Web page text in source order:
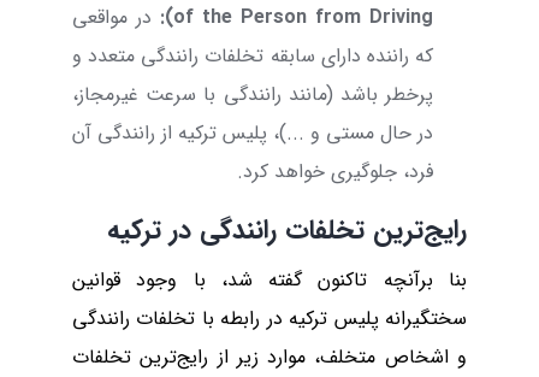
of the Person from Driving
): در مواقعی
که راننده دارای سابقه تخلفات رانندگی متعدد و
پرخطر باشد (مانند رانندگی با سرعت غیرمجاز،
در حال مستی و ...)، پلیس ترکیه از رانندگی آن
فرد، جلوگیری خواهد کرد.
رایج‌ترین تخلفات رانندگی در ترکیه
بنا برآنچه تاکنون گفته شد، با وجود قوانین
سختگیرانه پلیس ترکیه در رابطه با تخلفات رانندگی
و اشخاص متخلف، موارد زیر از رایج‌ترین تخلفات